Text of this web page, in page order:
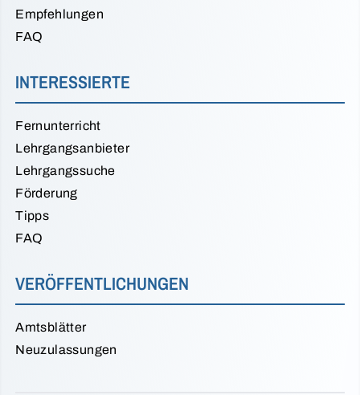
Empfehlungen
FAQ
INTERESSIERTE
Fernunterricht
Lehrgangsanbieter
Lehrgangssuche
Förderung
Tipps
FAQ
VERÖFFENTLICHUNGEN
Amtsblätter
Neuzulassungen